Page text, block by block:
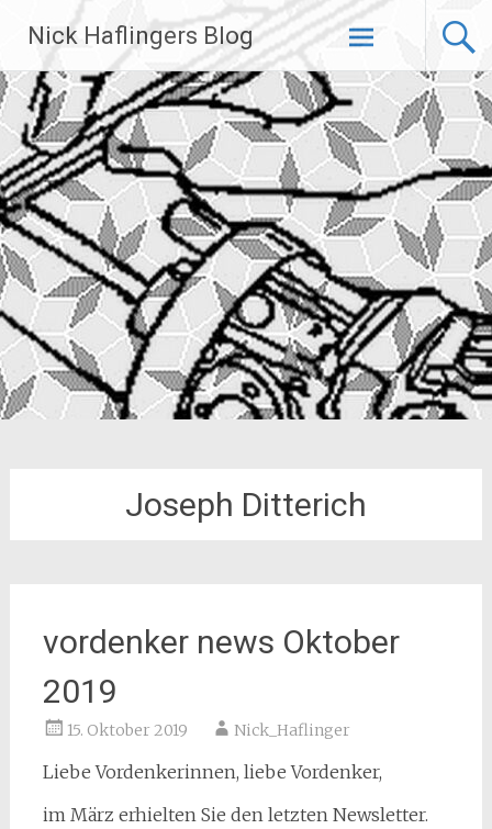
Inhalt
springen
Nick Haflingers Blog
Joseph Ditterich
vordenker news Oktober
2019
15. Oktober 2019 Nick_Haflinger
Liebe Vordenkerinnen, liebe Vordenker,
im März erhielten Sie den letzten Newsletter.